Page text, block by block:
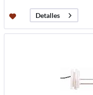
Detalles